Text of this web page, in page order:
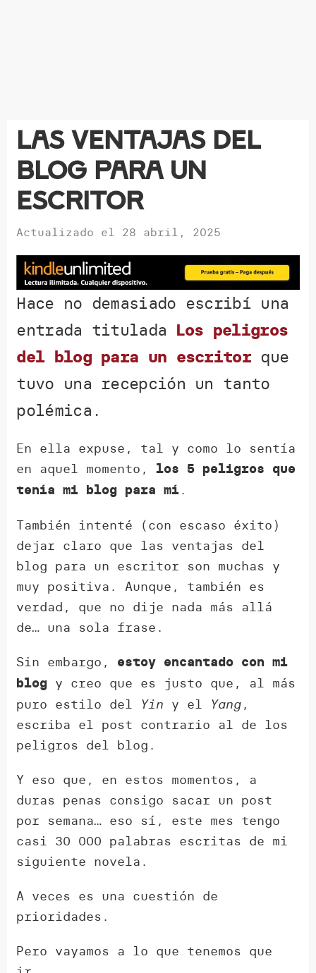
Las ventajas del
blog para un
escritor
Actualizado el 28 abril, 2025
Hace no demasiado escribí una
entrada titulada Los peligros
del blog para un escritorque
tuvo una recepción un tanto
polémica.
En ella expuse, tal y como lo sentía
en aquel momento,los 5 peligros que
tenía mi blog para mí.
También intenté (con escaso éxito)
dejar claro que las ventajas del
blog para un escritor son muchas y
muy positiva. Aunque, también es
verdad, que no dije nada más allá
de… una sola frase.
Sin embargo, estoy encantado con mi
blog y creo que es justo que, al más
puro estilo del Yin y el Yang,
escriba el post contrario al de los
peligros del blog.
Y eso que, en estos momentos, a
duras penas consigo sacar un post
por semana… eso sí, este mes tengo
casi 30 000 palabras escritas de mi
siguiente novela.
A veces es una cuestión de
prioridades.
Pero vayamos a lo que tenemos que